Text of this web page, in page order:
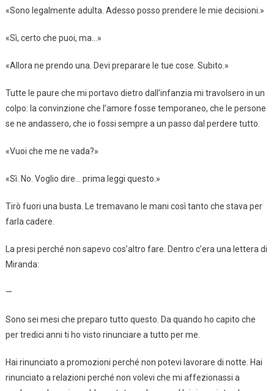
«Sono legalmente adulta. Adesso posso prendere le mie decisioni.»
«Sì, certo che puoi, ma…»
«Allora ne prendo una. Devi preparare le tue cose. Subito.»
Tutte le paure che mi portavo dietro dall’infanzia mi travolsero in un
colpo: la convinzione che l’amore fosse temporaneo, che le persone
se ne andassero, che io fossi sempre a un passo dal perdere tutto.
«Vuoi che me ne vada?»
«Sì. No. Voglio dire… prima leggi questo.»
Tirò fuori una busta. Le tremavano le mani così tanto che stava per
farla cadere.
La presi perché non sapevo cos’altro fare. Dentro c’era una lettera di
Miranda:
—
Sono sei mesi che preparo tutto questo. Da quando ho capito che
per tredici anni ti ho visto rinunciare a tutto per me.
Hai rinunciato a promozioni perché non potevi lavorare di notte. Hai
rinunciato a relazioni perché non volevi che mi affezionassi a